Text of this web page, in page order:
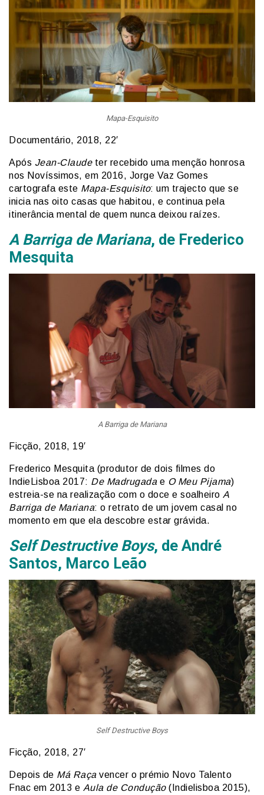
Mapa-Esquisito
Documentário, 2018, 22′
Após Jean-Claudeter recebido uma menção honrosa
nos Novíssimos, em 2016, Jorge Vaz Gomes
cartografa este Mapa-Esquisito: um trajecto que se
inicia nas oito casas que habitou, e continua pela
itinerância mental de quem nunca deixou raízes.
A Barriga de Mariana, de Frederico
Mesquita
A Barriga de Mariana
Ficção, 2018, 19′
Frederico Mesquita (produtor de dois filmes do
IndieLisboa 2017: De Madrugadae O Meu Pijama)
estreia-se na realização com o doce e soalheiro A
Barriga de Mariana: o retrato de um jovem casal no
momento em que ela descobre estar grávida.
Self Destructive Boys, de André
Santos, Marco Leão
Self Destructive Boys
Ficção, 2018, 27′
Depois de Má Raçavencer o prémio Novo Talento
Fnac em 2013 e Aula de Condução(Indielisboa 2015),